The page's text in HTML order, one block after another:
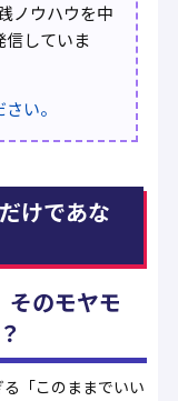
ノウハウを中
信していま
い。
けであな
そのモヤモ
「このままでいい